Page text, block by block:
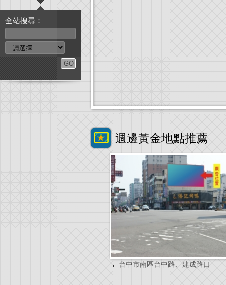
全站搜尋：
週邊黃金地點推薦
台中市南區台中路、建成路口